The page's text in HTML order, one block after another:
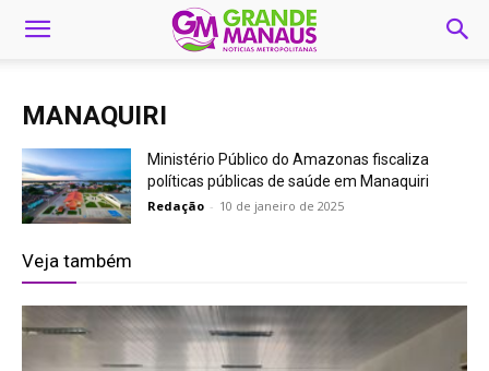
MANAQUIRI
Ministério Público do Amazonas fiscaliza
políticas públicas de saúde em Manaquiri
Redação - 10 de janeiro de 2025
Veja também